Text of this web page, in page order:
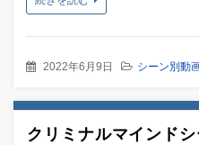
2022年6月9日 シーン別動
クリミナルマインド